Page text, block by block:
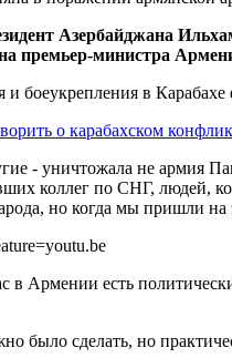
Азербайджана
на премьер-министра
боеукрепления в
о карабахском
- уничтожала не армия
коллег по СНГ, людей,
но когда мы пришли
в Армении есть
было сделать, но